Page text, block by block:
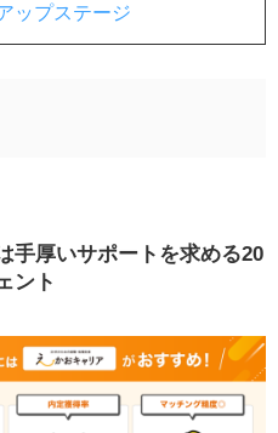
ップステージ
ミ・評判8つ
16,400件以上のうち6割が
も安心して応募できる
手厚いサポートを求める20
ント